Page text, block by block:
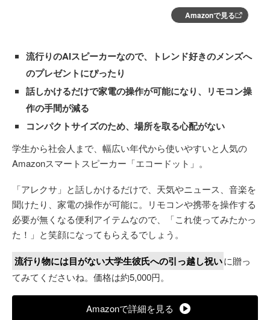
Amazonで見る
流行りのAIスピーカーなので、トレンド好きのメンズへ
のプレゼントにぴったり
話しかけるだけで家電の操作が可能になり、リモコン操
作の手間が減る
コンパクトサイズのため、場所を取る心配がない
学生から社会人まで、幅広い年代から使いやすいと人気の
Amazonスマートスピーカー「エコードット」。
「アレクサ」と話しかけるだけで、天気やニュース、音楽を
聞けたり、家電の操作が可能に。リモコンや携帯を操作する
必要が無くなる便利アイテムなので、「これ使ってみたかっ
た！」と笑顔になってもらえるでしょう。
流行り物には目がない大学生彼氏への引っ越し祝いに贈っ
てみてくださいね。価格は約5,000円。
Amazonで詳細を見る